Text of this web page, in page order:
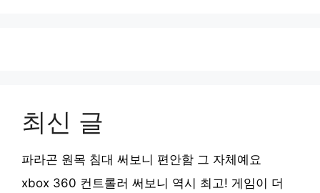
최신 글
파라곤 원목 침대 써보니 편안함 그 자체예요
xbox 360 컨트롤러 써보니 역시 최고! 게임이 더